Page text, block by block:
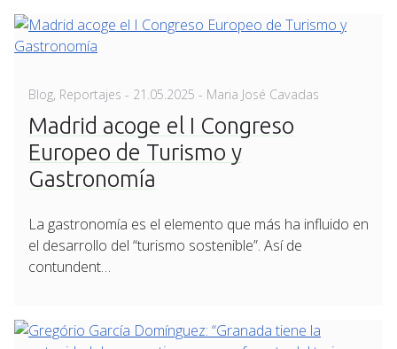
Blog, Reportajes - Posted
21.05.2025 - Maria José Cavadas
Madrid acoge el I Congreso
Europeo de Turismo y
Gastronomía
La gastronomía es el elemento que más ha influido en
el desarrollo del “turismo sostenible”. Así de
contundent…